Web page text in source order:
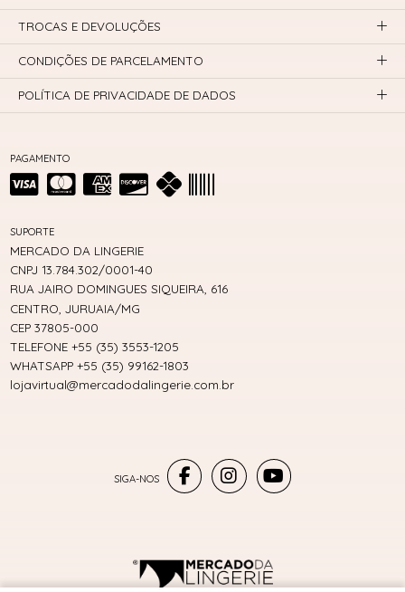
PAGAMENTO
SUPORTE
MERCADO DA LINGERIE
CNPJ 13.784.302/0001-40
RUA JAIRO DOMINGUES SIQUEIRA, 616
CENTRO, JURUAIA/MG
CEP 37805-000
TELEFONE +55 (35) 3553-1205
WHATSAPP +55 (35) 99162-1803
lojavirtual@mercadodalingerie.com.br
TROCAS E DEVOLUÇÕES
CONDIÇÕES DE PARCELAMENTO
POLÍTICA DE PRIVACIDADE DE DADOS